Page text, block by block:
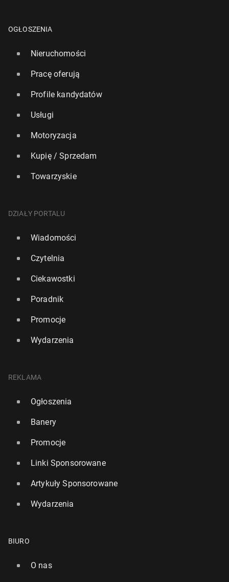
OGŁOSZENIA
Nieruchomości
Pracę oferują
Profile kandydatów
Usługi
Motoryzacja
Kupię / Sprzedam
Towarzyskie
DZIAŁY PORTALU
Wiadomości
Czytelnia
Ciekawostki
Poradnik
Promocje
Wydarzenia
REKLAMA
Ogłoszenia
Banery
Promocje
Linki Sponsorowane
Artykuły Sponsorowane
Wydarzenia
BIURO
O nas